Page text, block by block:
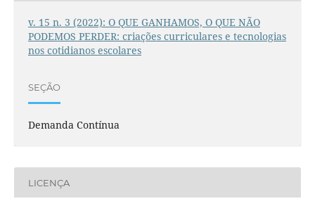
v. 15 n. 3 (2022): O QUE GANHAMOS, O QUE NÃO
PODEMOS PERDER: criações curriculares e tecnologias
nos cotidianos escolares
SEÇÃO
Demanda Contínua
LICENÇA